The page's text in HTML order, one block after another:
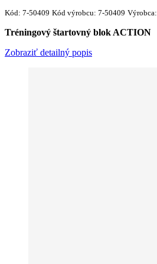
Kód: 7-50409 Kód výrobcu: 7-50409 Výrobca:
Tréningový štartovný blok ACTION
Zobraziť detailný popis